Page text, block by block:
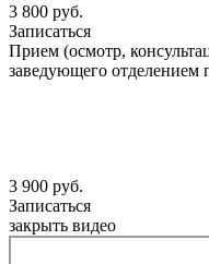
3 800 руб.
Записаться
Прием (осмотр,
заведующего отделением
3 900 руб.
Записаться
закрыть видео